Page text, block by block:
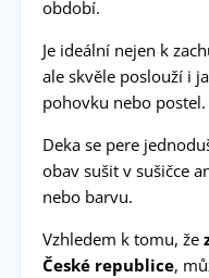
období.
Je ideální nejen k
ale skvěle poslouží i
pohovku nebo postel.
Deka se pere
obav sušit v sušičce
nebo barvu.
Vzhledem k tomu, že
České republice,